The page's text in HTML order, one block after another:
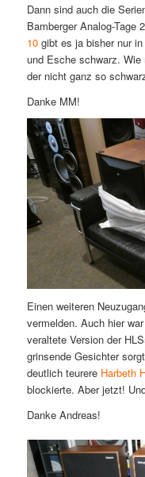
Dann sind auch die
Bamberger Analog-Tage
10gibt es ja bisher nur in
und Esche schwarz.
der nicht ganz so
Danke MM!
Einen weiteren
vermelden. Auch hier
veraltete Version der
grinsende Gesichter
deutlich teurere Harbeth
blockierte. Aber jetzt!
Danke Andreas!